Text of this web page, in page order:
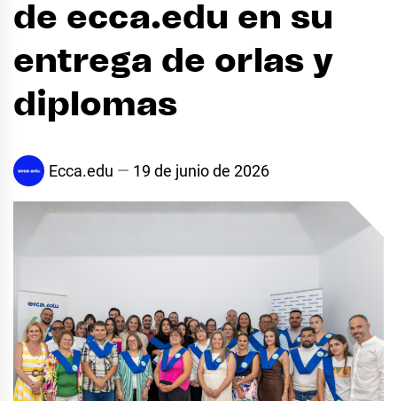
de ecca.edu en su
entrega de orlas y
diplomas
Ecca.edu 19 de junio de 2026